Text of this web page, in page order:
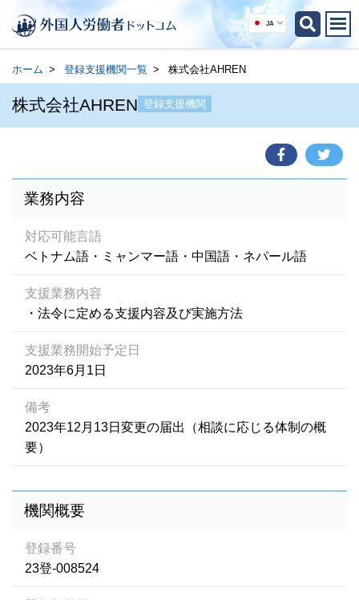
JA
ホーム 登録支援機関一覧 株式会社AHREN
株式会社AHREN 登録支援機関
業務内容
対応可能言語
ベトナム語・ミャンマー語・中国語・ネパール語
支援業務内容
・法令に定める支援内容及び実施方法
支援業務開始予定日
2023年6月1日
備考
2023年12月13日変更の届出（相談に応じる体制の概
要）
機関概要
登録番号
23登-008524